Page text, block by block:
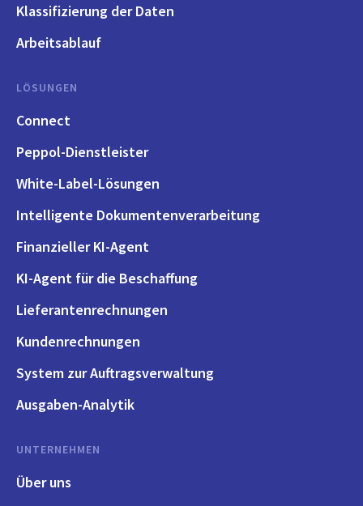
Klassifizierung der Daten
Arbeitsablauf
LÖSUNGEN
Connect
Peppol-Dienstleister
White-Label-Lösungen
Intelligente Dokumentenverarbeitung
Finanzieller KI-Agent
KI-Agent für die Beschaffung
Lieferantenrechnungen
Kundenrechnungen
System zur Auftragsverwaltung
Ausgaben-Analytik
UNTERNEHMEN
Über uns